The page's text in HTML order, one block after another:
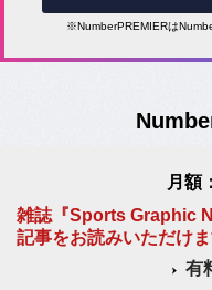
※NumberPREMIERは
月額
雑誌『Sports Graphic
記事をお読みいただけ
有